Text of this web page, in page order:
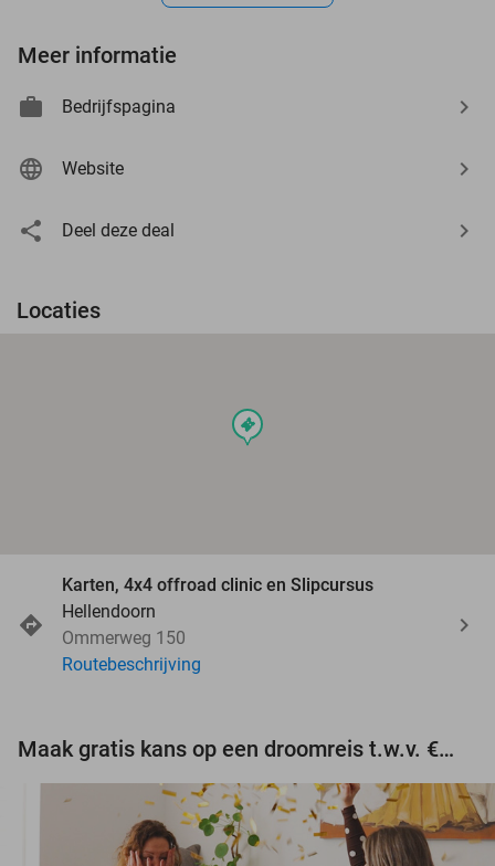
Meer informatie
Bedrijfspagina
Website
Deel deze deal
Locaties
events
Karten, 4x4 offroad clinic en Slipcursus
Hellendoorn
Ommerweg 150
Routebeschrijving
Maak gratis kans op een droomreis t.w.v. €3.000!